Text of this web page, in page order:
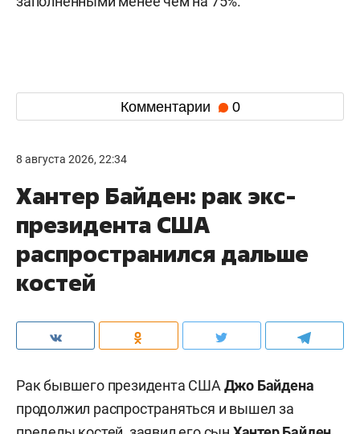
Комментарии 0
8 августа 2026, 22:34
Хантер Байден: рак экс-
президента США
распространился дальше
костей
Рак бывшего президента СШАДжо Байдена
продолжил распространяться и вышел за